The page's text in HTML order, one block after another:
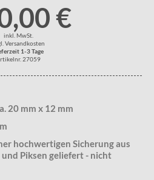
€
inkl. MwSt.
Versandkosten
1-3 Tage
27059
20 mm x 12 mm
hochwertigen Sicherung aus
Piksen geliefert - nicht